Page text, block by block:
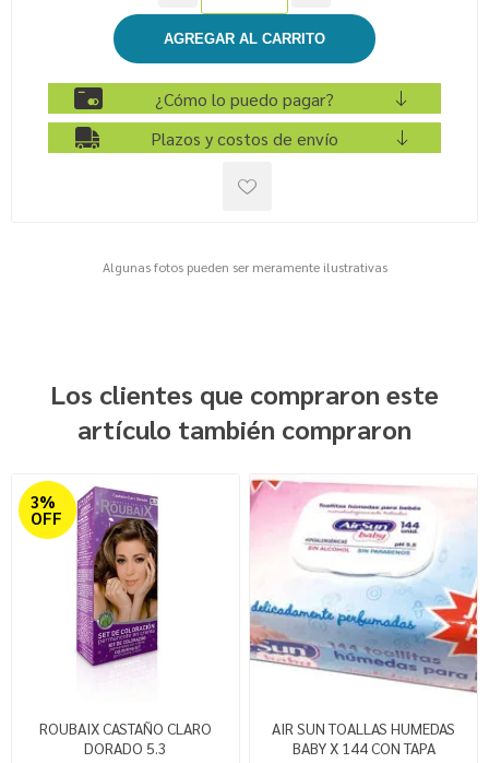
¿Cómo lo puedo pagar?
Plazos y costos de envío
Algunas fotos pueden ser meramente ilustrativas
Los clientes que compraron este
artículo también compraron
3%
OFF
ROUBAIX CASTAÑO CLARO
DORADO 5.3
AIR SUN TOALLAS HUMEDAS
BABY X 144 CON TAPA